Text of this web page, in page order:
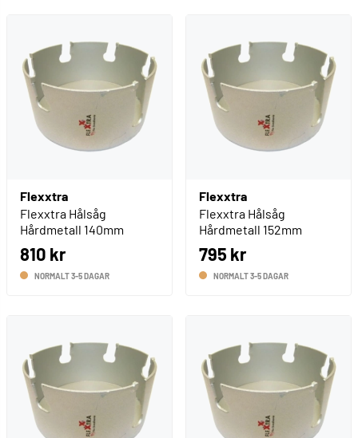
Flexxtra
Flexxtra Hålsåg
Hårdmetall 140mm
810 kr
NORMALT 3-5 DAGAR
Flexxtra
Flexxtra Hålsåg
Hårdmetall 152mm
795 kr
NORMALT 3-5 DAGAR